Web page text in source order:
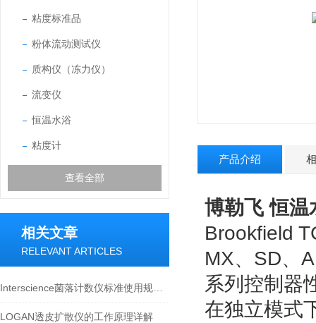
粘度标准品
粉体流动测试仪
质构仪（冻力仪）
流变仪
恒温水浴
粘度计
查看全部
相关文章
RELEVANT ARTICLES
LOGAN透皮扩散仪的工作原理详解
产品介绍
博勒飞 恒温
Brookfield
MX、 SD、
系列控制器
在独立模式